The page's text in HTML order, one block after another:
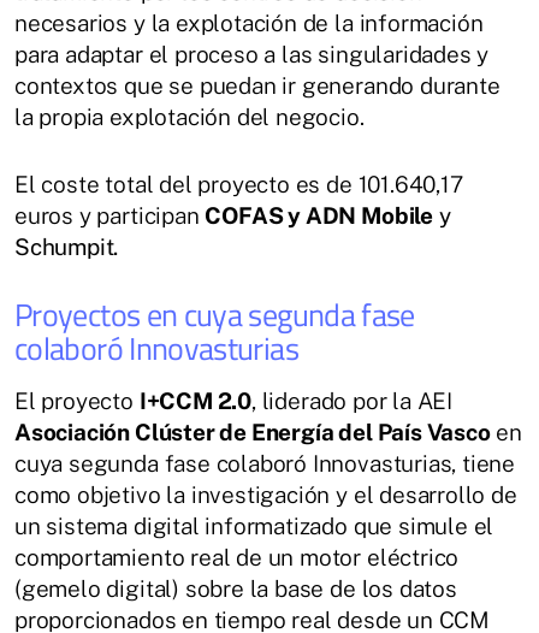
necesarios y la explotación de la información
para adaptar el proceso a las singularidades y
contextos que se puedan ir generando durante
la propia explotación del negocio.
El coste total del proyecto es de 101.640,17
euros y participan COFAS y ADN Mobile y
Schumpit.
Proyectos en cuya segunda fase
colaboró Innovasturias
El proyecto I+CCM 2.0, liderado por la AEI
Asociación Clúster de Energía del País Vascoen
cuya segunda fase colaboró Innovasturias, tiene
como objetivo la investigación y el desarrollo de
un sistema digital informatizado que simule el
comportamiento real de un motor eléctrico
(gemelo digital) sobre la base de los datos
proporcionados en tiempo real desde un CCM